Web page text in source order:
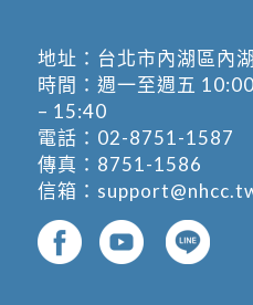
地址： 台北市內湖區內
時間：週一至週五
– 15:40
電話： 02-8751-1587
傳真：8751-1586
信箱：